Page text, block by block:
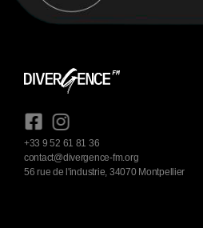
+33 9 52 61 81 36
contact@divergence-fm.org
56 rue de l'industrie, 34070 Montpellier